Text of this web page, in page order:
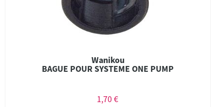
Wanikou
BAGUE POUR SYSTEME ONE PUMP
1,70 €